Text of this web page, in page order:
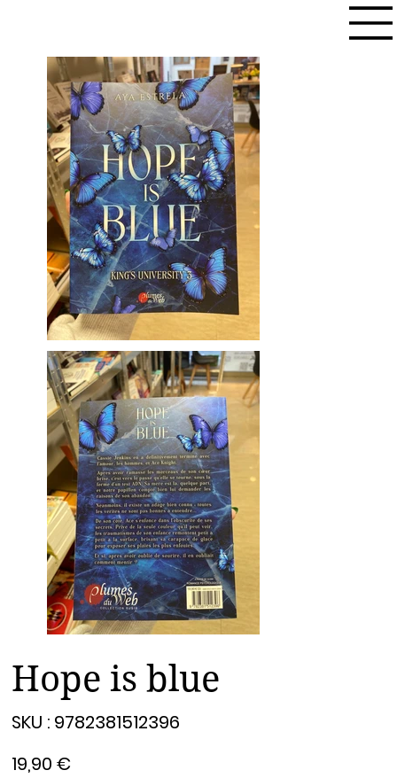
Hope is blue
SKU : 9782381512396
9782381512396
19,90 €